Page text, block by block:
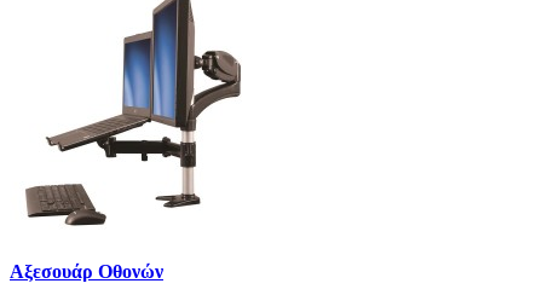
Αξεσουάρ Οθονών